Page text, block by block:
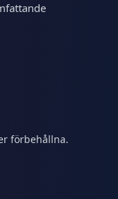
förbehållna.